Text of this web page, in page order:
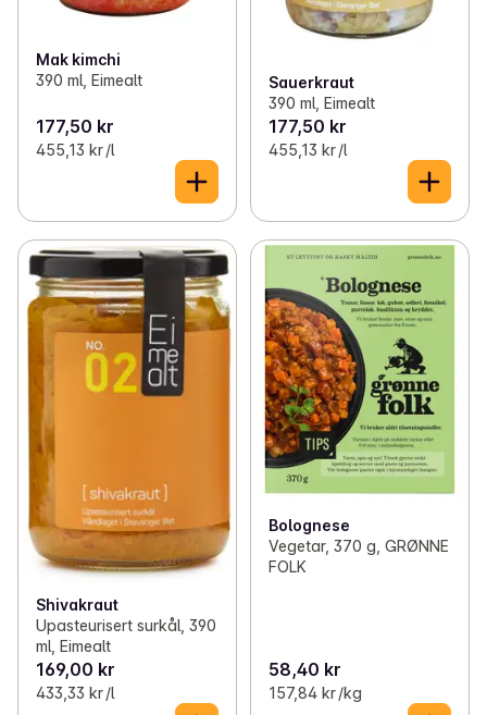
Mak kimchi
390 ml, Eimealt
177,50 kr
455,13 kr /l
Sauerkraut
390 ml, Eimealt
177,50 kr
455,13 kr /l
Shivakraut
Upasteurisert surkål, 390
ml, Eimealt
169,00 kr
433,33 kr /l
Bolognese
Vegetar, 370 g, GRØNNE
FOLK
58,40 kr
157,84 kr /kg